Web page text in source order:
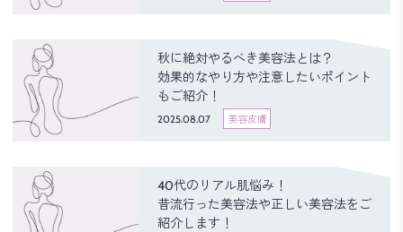
秋に絶対やるべき美容法とは？
効果的なやり方や注意したいポイント
もご紹介！
2025.08.07 美容皮膚
40代のリアル肌悩み！
昔流行った美容法や正しい美容法をご
紹介します！